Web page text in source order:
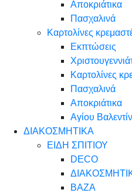
Αποκριάτικα
Πασχαλινά
Καρτολίνες
Εκπτώσεις
Καρτολίνες
Πασχαλινά
Αποκριάτικα
Αγίου
ΔΙΑΚΟΣΜΗΤΙΚΑ
ΕΙΔΗ ΣΠΙΤΙΟΥ
DECO
ΒΑΖΑ